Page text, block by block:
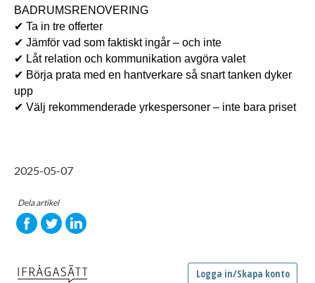
BADRUMSRENOVERING
✔ Ta in tre offerter
✔ Jämför vad som faktiskt ingår – och inte
✔ Låt relation och kommunikation avgöra valet
✔ Börja prata med en hantverkare så snart tanken dyker
upp
✔ Välj rekommenderade yrkespersoner – inte bara priset
2025-05-07
Dela artikel